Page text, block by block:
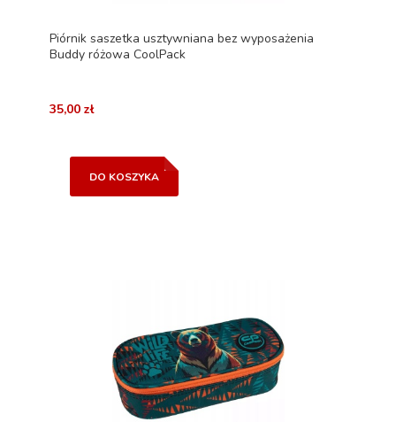
Piórnik saszetka usztywniana bez wyposażenia
Buddy różowa CoolPack
35,00 zł
DO KOSZYKA